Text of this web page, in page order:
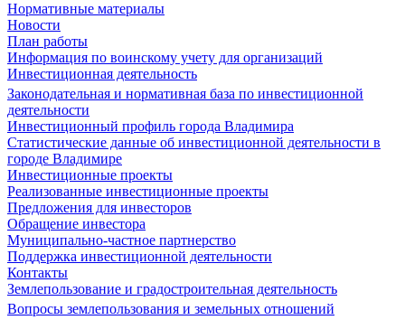
Нормативные материалы
Новости
План работы
Информация по воинскому учету для организаций
Инвестиционная деятельность
Законодательная и нормативная база по инвестиционной
деятельности
Инвестиционный профиль города Владимира
Статистические данные об инвестиционной деятельности в
городе Владимире
Инвестиционные проекты
Реализованные инвестиционные проекты
Предложения для инвесторов
Обращение инвестора
Муниципально-частное партнерство
Поддержка инвестиционной деятельности
Контакты
Землепользование и градостроительная деятельность
Вопросы землепользования и земельных отношений